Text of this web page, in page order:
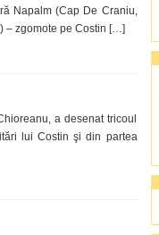
Napalm (Cap De Craniu,
– zgomote pe Costin […]
a desenat tricoul
lui Costin şi din partea